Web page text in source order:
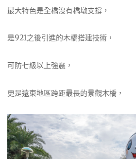
最大特色是全橋沒有橋墩支撐，
是921之後引進的木橋搭建技術，
可防七級以上強震，
更是遠東地區跨距最長的景觀木橋，